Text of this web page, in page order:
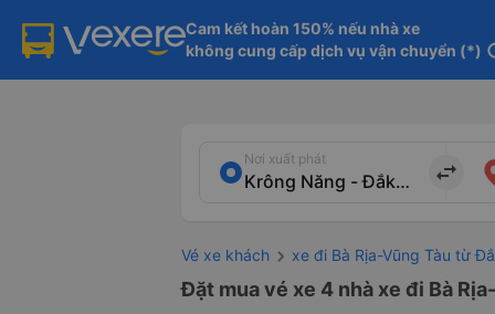
Cam kết hoàn 150% nếu nhà xe
không cung cấp dịch vụ vận chuyển (*)
Nơi xuất phát
import_export
Vé xe khách xe đi Bà Rịa-Vũng Tàu từ
Đặt mua vé xe 4 nhà xe đi Bà